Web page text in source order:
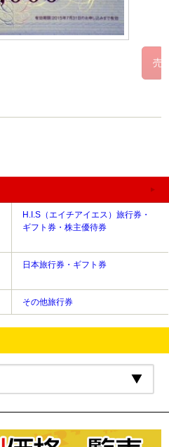
H.I.S（エイチアイエス）旅行券・
ギフト券・株主優待券
日本旅行券・ギフト券
その他旅行券